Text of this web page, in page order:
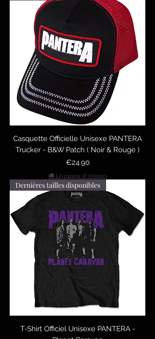
Casquette Officielle Unisexe PANTERA
Trucker - B&W Patch ( Noir & Rouge )
Price
€24.90
🚚 Livraison & retours
Dernières tailles disponibles
T-Shirt Officiel Unisexe PANTERA -